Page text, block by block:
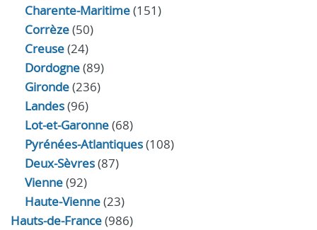
Charente-Maritime(151)
Corrèze(50)
Creuse(24)
Dordogne(89)
Gironde(236)
Landes(96)
Lot-et-Garonne(68)
Pyrénées-Atlantiques(108)
Deux-Sèvres(87)
Vienne(92)
Haute-Vienne(23)
Hauts-de-France(986)